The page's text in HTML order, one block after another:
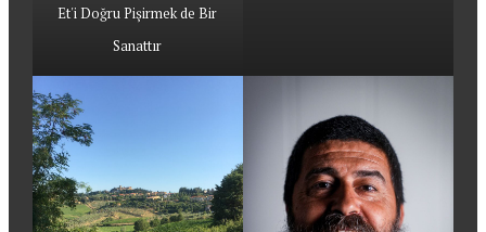
Et'i Doğru Pişirmek de Bir
Sanattır